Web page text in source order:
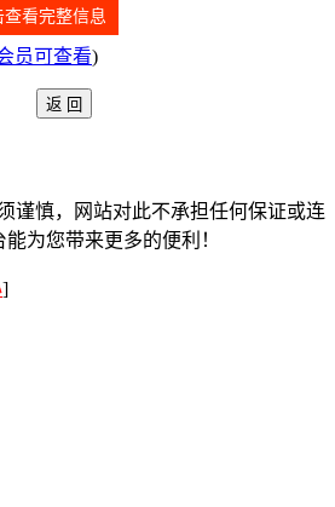
查看完整信息
员可查看)
谨慎，网站对此不承担任何保证或连
为您带来更多的便利！
]